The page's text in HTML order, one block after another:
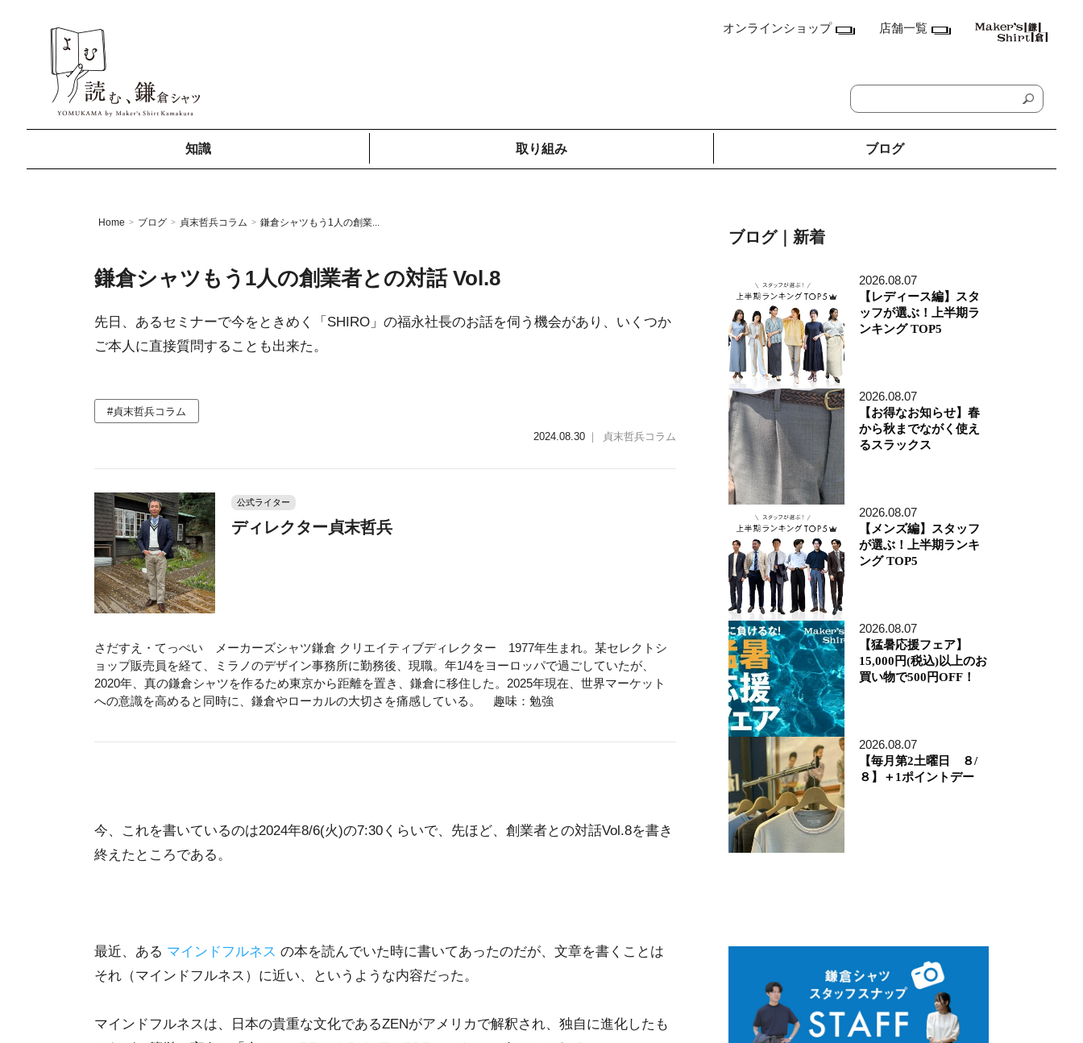
オンラインショップ 店舗一覧
知識 取り組み ブログ
横浜店
ラゾーナ川崎プラザ店
東京都
丸の内丸ビル店
MEN'S アキバ・トリム店
MEN'S 東京ミッドタウン八重洲店
銀座店
アトレ品川店
MEN'S 新宿店
自由が丘MAST店
二子玉川店
MEN'S 渋谷マークシティ店
アトレ恵比寿店
池袋ショッピングパーク店
その他の都道府県
札幌アピア店
仙台シリウス・一番町店
CoCoLo新潟店
名古屋店
京都四条烏丸 三井ビル店
大阪うめきた店
MEN'S 神戸北野坂店
博多深見パークビルディング店
その他
オンラインショップ
商品企画部
人事部（採用）
プレス
貞末奈名子
ディレクター貞末哲兵
貞末タミ子
鎌倉事業構想室
デザイン開発本部
くろすとしゆき
Home > ブログ > 貞末哲兵コラム > 鎌倉シャツもう1人の創業...
鎌倉シャツもう1人の創業者との対話 Vol.8
先日、あるセミナーで今をときめく「SHIRO」の福永社長のお話を伺う機会があり、いくつか
ご本人に直接質問することも出来た。
#貞末哲兵コラム
2024.08.30 ｜ 貞末哲兵コラム
公式ライター
ディレクター貞末哲兵
さだすえ・てっぺい メーカーズシャツ鎌倉 クリエイティブディレクター 1977年生まれ。某セレクトシ
ョップ販売員を経て、ミラノのデザイン事務所に勤務後、現職。年1/4をヨーロッパで過ごしていたが、
2020年、真の鎌倉シャツを作るため東京から距離を置き、鎌倉に移住した。2025年現在、世界マーケット
への意識を高めると同時に、鎌倉やローカルの大切さを痛感している。 趣味：勉強
今、これを書いているのは2024年8/6(火)の7:30くらいで、先ほど、創業者との対話Vol.8を書き
終えたところである。
最近、ある マインドフルネス の本を読んでいた時に書いてあったのだが、文章を書くことは
それ（マインドフルネス）に近い、というような内容だった。
マインドフルネスは、日本の貴重な文化であるZENがアメリカで解釈され、独自に進化したも
ブログ｜新着
2026.08.07
【レディース編】スタ
ッフが選ぶ！上半期ラ
ンキング TOP5
2026.08.07
【お得なお知らせ】春
から秋までながく使え
るスラックス
2026.08.07
【メンズ編】スタッフ
が選ぶ！上半期ランキ
ング TOP5
2026.08.07
【猛暑応援フェア】
15,000円(税込)以上のお
買い物で500円OFF！
2026.08.07
【毎月第2土曜日 ８/
８】＋1ポイントデー